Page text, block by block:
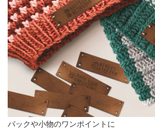
バックや小物のワンポイントに